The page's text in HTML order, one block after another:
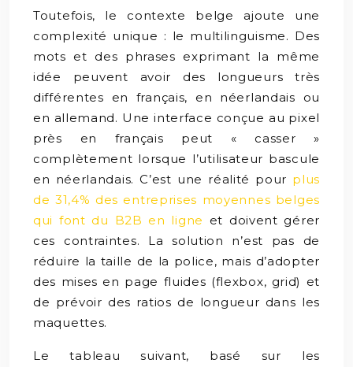
Toutefois, le contexte belge ajoute une
complexité unique : le multilinguisme. Des
mots et des phrases exprimant la même
idée peuvent avoir des longueurs très
différentes en français, en néerlandais ou
en allemand. Une interface conçue au pixel
près en français peut « casser »
complètement lorsque l’utilisateur bascule
en néerlandais. C’est une réalité pour plus
de 31,4% des entreprises moyennes belges
qui font du B2B en ligne et doivent gérer
ces contraintes. La solution n’est pas de
réduire la taille de la police, mais d’adopter
des mises en page fluides (flexbox, grid) et
de prévoir des ratios de longueur dans les
maquettes.
Le tableau suivant, basé sur les